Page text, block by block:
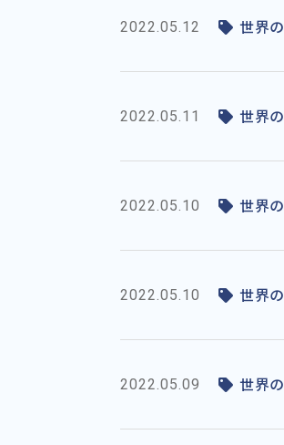
2022.05.12 世界
2022.05.11 世界
2022.05.10 世界
2022.05.10 世界
2022.05.09 世界